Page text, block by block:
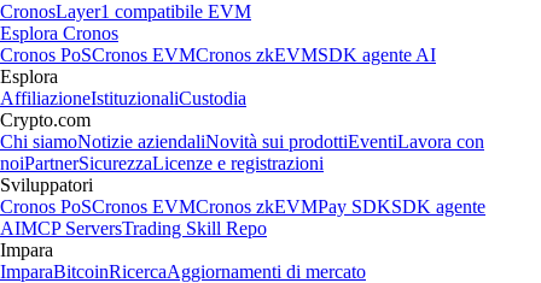
CronosLayer1 compatibile EVM
Esplora Cronos
Cronos PoSCronos EVMCronos zkEVMSDK agente AI
Esplora
AffiliazioneIstituzionaliCustodia
Crypto.com
Chi siamoNotizie aziendaliNovità sui prodottiEventiLavora con
noiPartnerSicurezzaLicenze e registrazioni
Sviluppatori
Cronos PoSCronos EVMCronos zkEVMPay SDKSDK agente
AIMCP ServersTrading Skill Repo
Impara
ImparaBitcoinRicercaAggiornamenti di mercato